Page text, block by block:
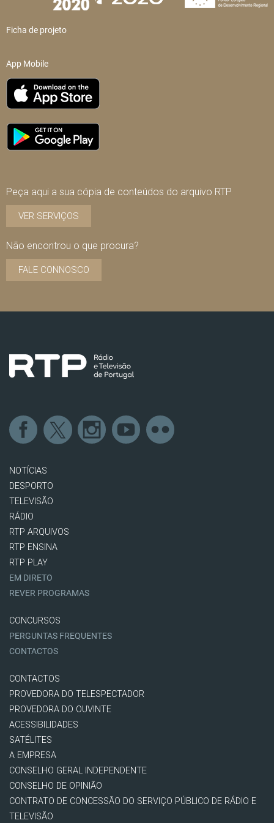
Ficha de projeto
App Mobile
Peça aqui a sua cópia de conteúdos do arquivo RTP
VER SERVIÇOS
Não encontrou o que procura?
FALE CONNOSCO
NOTÍCIAS
DESPORTO
TELEVISÃO
RÁDIO
RTP ARQUIVOS
RTP ENSINA
RTP PLAY
EM DIRETO
REVER PROGRAMAS
CONCURSOS
PERGUNTAS FREQUENTES
CONTACTOS
CONTACTOS
PROVEDORA DO TELESPECTADOR
PROVEDORA DO OUVINTE
ACESSIBILIDADES
SATÉLITES
A EMPRESA
CONSELHO GERAL INDEPENDENTE
CONSELHO DE OPINIÃO
CONTRATO DE CONCESSÃO DO SERVIÇO PÚBLICO DE RÁDIO E
TELEVISÃO